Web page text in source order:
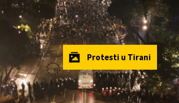
Protesti u Tirani